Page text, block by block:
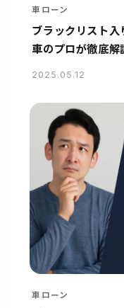
車ローン
ブラックリスト入
車のプロが徹底解
2025.05.12
車ローン